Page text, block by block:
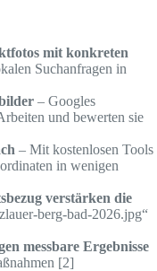
mit konkreten
Suchanfragen in
– Googles
und bewerten sie
– Mit kostenlosen Tools
in wenigen
verstärken die
berg-bad-2026.jpg“
messbare Ergebnisse
[2]